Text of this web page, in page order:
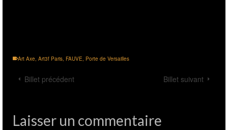
Art Axe, Art3f Paris, FAUVE, Porte de Versailles
Billet précédent Billet suivant
Laisser un commentaire